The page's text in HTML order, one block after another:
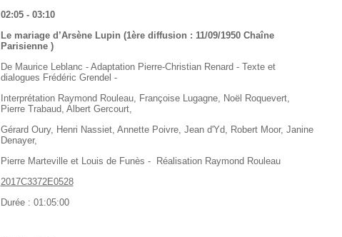
02:05 - 03:10
Le mariage d’Arsène Lupin (1ère diffusion : 11/09/1950 Chaîne
Parisienne )
De Maurice Leblanc - Adaptation Pierre-Christian Renard - Texte et
dialogues Frédéric Grendel -
Interprétation Raymond Rouleau, Françoise Lugagne, Noël Roquevert,
Pierre Trabaud, Albert Gercourt,
Gérard Oury, Henri Nassiet, Annette Poivre, Jean d'Yd, Robert Moor, Janine
Denayer,
Pierre Marteville et Louis de Funès - Réalisation Raymond Rouleau
2017C3372E0528
Durée : 01:05:00